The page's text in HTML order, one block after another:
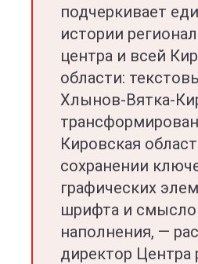
подчеркивает
истории
центра и всей
области:
Хлынов-Вятка-
Кировская
сохранении
графических
шрифта и
наполнения, —
директор Центра